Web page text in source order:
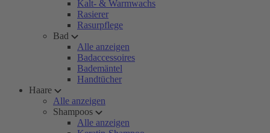
Kalt- & Warmwachs
Rasierer
Rasurpflege
Bad
Alle anzeigen
Badaccessoires
Bademäntel
Handtücher
Haare
Alle anzeigen
Shampoos
Alle anzeigen